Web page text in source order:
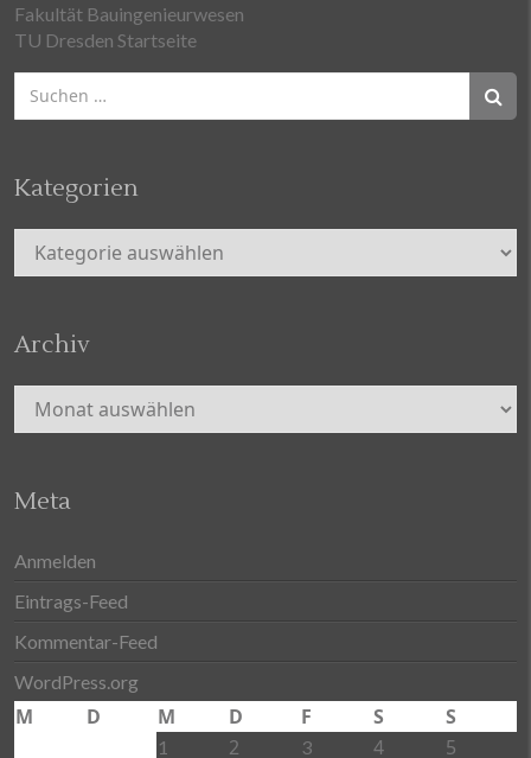
Fakultät Bauingenieurwesen
TU Dresden Startseite
Suchen
nach:
Kategorien
Kategorien
Archiv
Archiv
Meta
Anmelden
Eintrags-Feed
Kommentar-Feed
WordPress.org
M D M D F S S
1 2 3 4
5